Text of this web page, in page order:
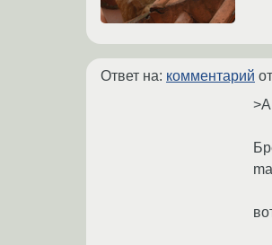
Ответ на: комментарий
>А